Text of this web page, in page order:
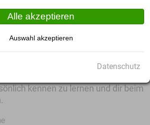
Probeunterricht
kennen zu lernen und dir beim
Auswahl akzeptieren
Alle akzeptieren
Datenschutz